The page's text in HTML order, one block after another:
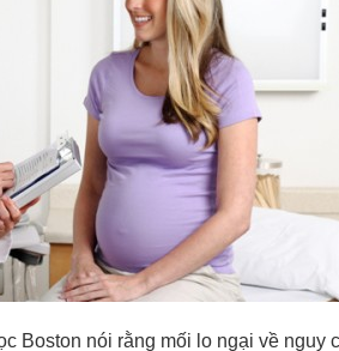
Boston nói rằng mối lo ngại về nguy